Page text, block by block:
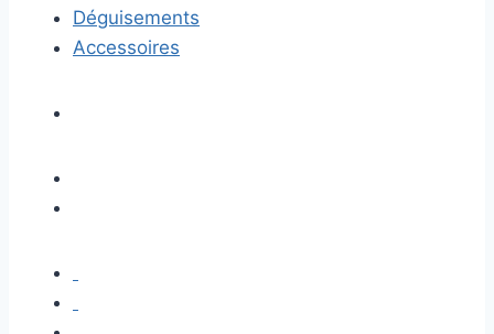
Déguisements
Accessoires